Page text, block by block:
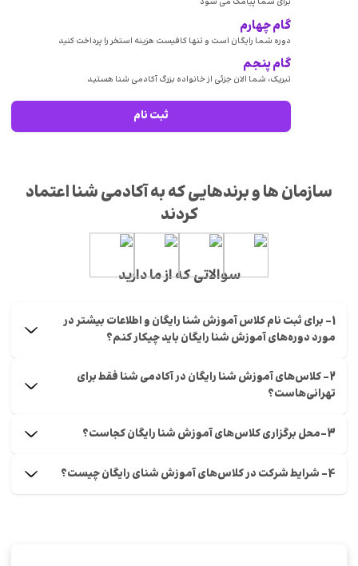
گام چهارم
دوره شما رایگان است و تنها کافیست هزینه استخر را پرداخت کنید
گام پنجم
تبریک، شما الان جزئی از خانواده بزرگ آکادمی شنا هستید
ثبت نام
سازمان ها و برندهایی که به آکادمی شنا اعتماد
کردند
سوالاتی که از ما دارید
1- برای ثبت نام کلاس آموزش شنا رایگان و اطلاعات بیشتر در
مورد دوره‌های آموزش شنا رایگان باید چیکار کنم؟
2- کلاس‌های آموزش شنا رایگان در آکادمی شنا فقط برای
تهرانی‌هاست؟
3-محل برگزاری کلاس‌های آموزش شنا رایگان کجاست؟
4- شرایط شرکت در کلاس‌های آموزش شنای رایگان چیست؟